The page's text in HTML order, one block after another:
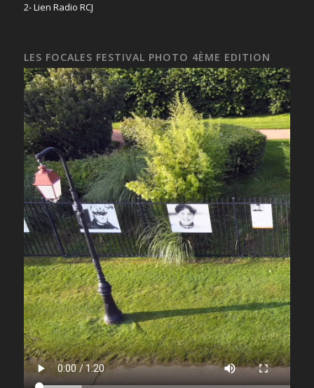
2- Lien Radio RCJ
LES FOCALES FESTIVAL PHOTO 4ÈME EDITION